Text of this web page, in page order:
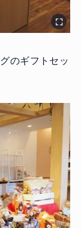
のギフトセッ